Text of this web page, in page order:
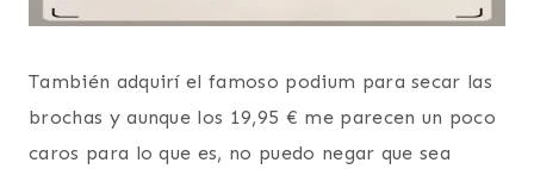
También adquirí el famoso podium para secar las
brochas y aunque los 19,95 € me parecen un poco
caros para lo que es, no puedo negar que sea